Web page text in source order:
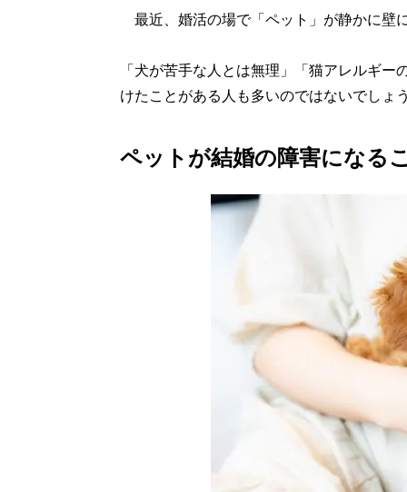
最近、婚活の場で「ペット」が静かに壁
「犬が苦手な人とは無理」「猫アレルギ
けたことがある人も多いのではないでしょ
ペットが結婚の障害になる